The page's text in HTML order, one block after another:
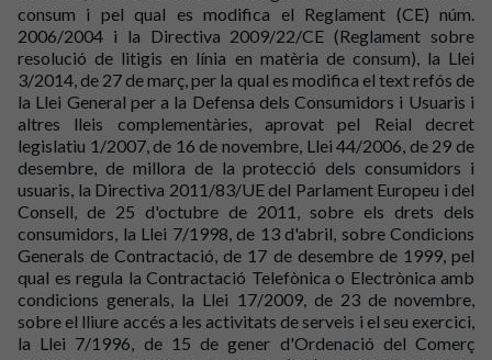
consum i pel qual es modifica el Reglament (CE) núm.
2006/2004 i la Directiva 2009/22/CE (Reglament sobre
resolució de litigis en línia en matèria de consum), la Llei
3/2014, de 27 de març, per la qual es modifica el text refós de
la Llei General per a la Defensa dels Consumidors i Usuaris i
altres lleis complementàries, aprovat pel Reial decret
legislatiu 1/2007, de 16 de novembre, Llei 44/2006, de 29 de
desembre, de millora de la protecció dels consumidors i
usuaris, la Directiva 2011/83/UE del Parlament Europeu i del
Consell, de 25 d'octubre de 2011, sobre els drets dels
consumidors, la Llei 7/1998, de 13 d'abril, sobre Condicions
Generals de Contractació, de 17 de desembre de 1999, pel
qual es regula la Contractació Telefònica o Electrònica amb
condicions generals, la Llei 17/2009, de 23 de novembre,
sobre el lliure accés a les activitats de serveis i el seu exercici,
la Llei 7/1996, de 15 de gener d'Ordenació del Comerç